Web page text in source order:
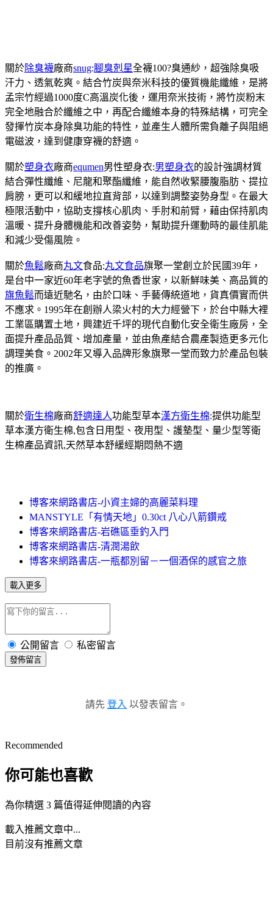
關於除臭襪廠商snug:腳臭剋星全襪100?臭通紗，超強除臭吸
汗力、透氣乾爽。結合竹炭與奈米科技的優質機能纖維，是將
孟宗竹經過1000度C高溫炭化後，運用奈米技術，將竹炭粉末
完全地融合於纖維之中，再配合纖維本身的特殊結構，可完全
發揮竹炭本身除臭功能的特性，並產生人體所需負離子與阻絕
電磁波，達到健康穿襪的舒適。
關於塑身衣廠商equmen男性塑身衣:男塑身衣的設計強調材質
結合彈性纖維、尼龍和聚酯纖維，能自然收緊腰腹脂肪、提拉
肩膀，更可以和緩地拉直背部，以達到調整姿勢身型。在最大
極限活動中，協助支撐核心肌肉、手肘和前臂，藉由保持肌肉
溫暖、提升身體機能和改善姿勢，幫助提升運動時的最佳肌能
和減少受傷風險。
關於魚鬆廠商丸文食品:丸文食品旗聚一堂創立於民國39年，
是台中一家近60年老字號的魚香世家，以新鮮味美、高品質的
旗魚鬆而遠近馳名，由於口味、手藝傳統道地，貨真價實而供
不應求。1995年在創辦人梁火村的大力經營下，於台中縣大裡
工業區購置土地，興建近千坪的現代自動化安全衛生廠房，全
面提升產品品質、增加產量，並由魚產結合農產製造更多元化
調理美食。2002年又導入品牌形象旗聚一堂而致力於產品包裝
的推廣。
關於衛生棉廠商舒適達人功能型草本漢方衛生棉:提供功能型
草本漢方衛生棉,包含日用型、夜用型、護墊型、量少型等衛
生棉產品資訊,天然草本舒緩經期悶熱不適
博客來網路書店-小資主婦的高麗菜料理
MANSTYLE「有情天地」0.30ct 八心八箭鑽戒
博客來網路書店-岩礁區垂釣入門
博客來網路書店-清潤湯飲
博客來網路書店-一瓶都別留－一個酒保的感官之旅
載入更多
公開留言 私密留言
發佈留言
請先 登入 以發表留言。
Recommended
你可能也喜歡
為你精選 3 篇值得延伸閱讀的內容
載入推薦文章中...
目前沒有推薦文章